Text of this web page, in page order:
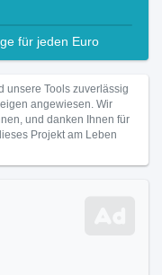
für jeden Euro
unsere Tools zuverlässig
angewiesen. Wir
und danken Ihnen für
Projekt am Leben